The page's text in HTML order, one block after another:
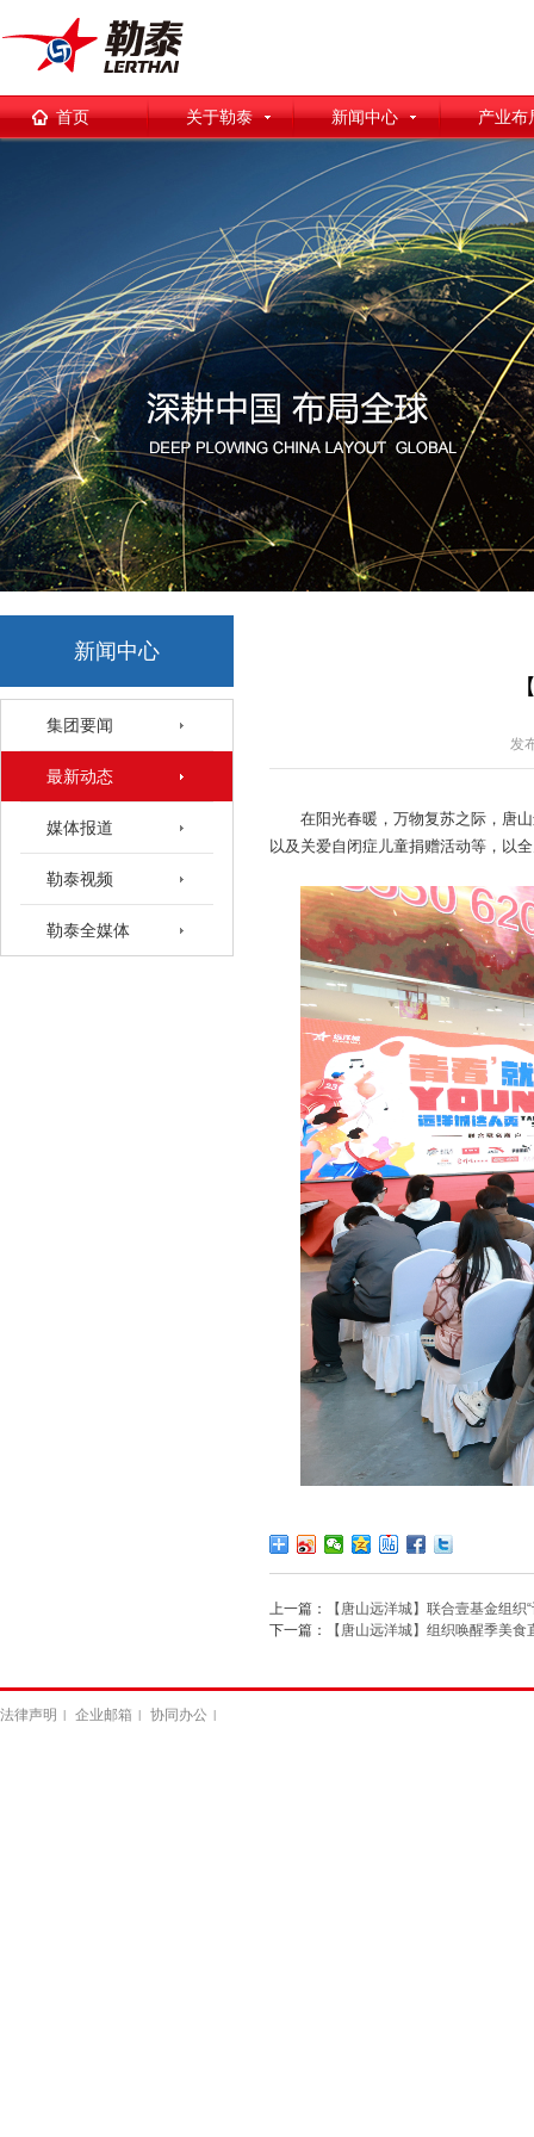
首页 关于勒泰 新闻中心 产业布
新闻中心
集团要闻
最新动态
媒体报道
勒泰视频
勒泰全媒体
发
在阳光春暖，万物复苏之际，唐
以及关爱自闭症儿童捐赠活动等，以
上一篇：
【唐山远洋城】联合壹基金组织
下一篇：
【唐山远洋城】组织唤醒季美食
法律声明 企业邮箱 协同办公